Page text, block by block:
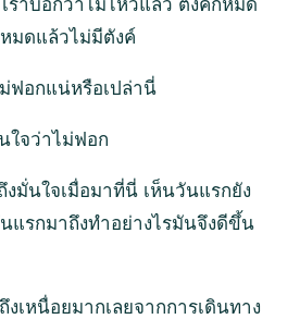
ราบอกว่าไม่ไหวแล้ว ตังค์ก็หมด
มดแล้วไม่มีตังค์
ฟอกแน่หรือเปล่านี่
จว่าไม่ฟอก
งมั่นใจเมื่อมาที่นี่ เห็นวันแรกยัง
นแรกมาถึงทำอย่างไรมันจึงดีขึ้น
เหนื่อยมากเลยจากการเดินทาง